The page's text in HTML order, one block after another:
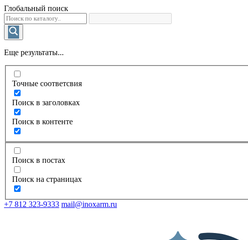
Глобальный поиск
Еще результаты...
Точные соответсвия
Поиск в заголовках
Поиск в контенте
Поиск в постах
Поиск на страницах
+7 812 323-9333 mail@inoxarm.ru